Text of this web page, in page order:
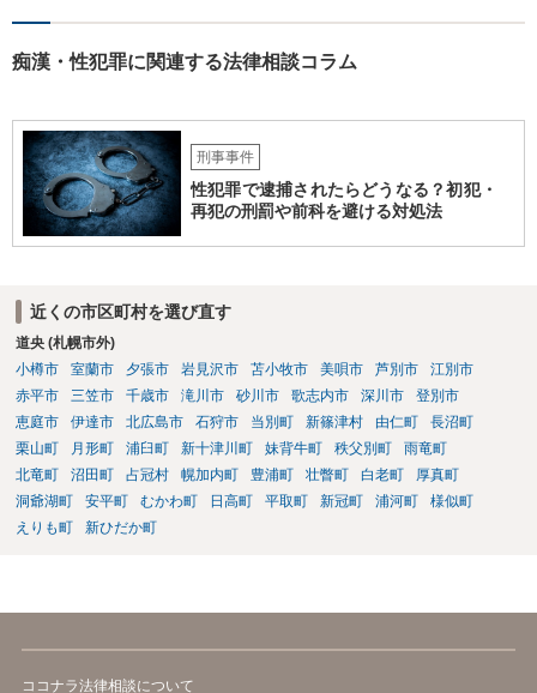
痴漢・性犯罪に関連する法律相談コラム
刑事事件
性犯罪で逮捕されたらどうなる？初犯・
再犯の刑罰や前科を避ける対処法
近くの市区町村を選び直す
道央 (札幌市外)
小樽市
室蘭市 夕張市 岩見沢市 苫小牧市 美唄市 芦別市
江別市
赤平市
三笠市 千歳市 滝川市 砂川市 歌志内市 深川市
登別市
恵庭市
伊達市 北広島市 石狩市 当別町 新篠津村 由仁町
長沼町
栗山町
月形町 浦臼町 新十津川町 妹背牛町 秩父別町
雨竜町
北竜町
沼田町 占冠村 幌加内町 豊浦町 壮瞥町 白老町
厚真町
洞爺湖町
安平町 むかわ町 日高町 平取町 新冠町 浦河町
様似町
えりも町
新ひだか町
ココナラ法律相談について